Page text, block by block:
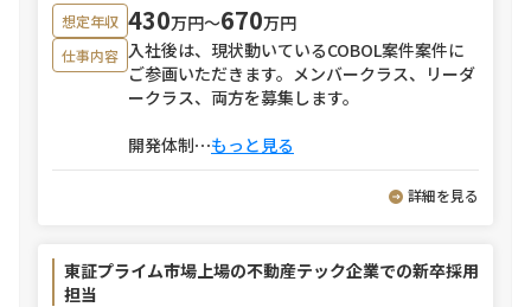
想定年収 430万円〜670万円
仕事内容 入社後は、現状動いているCOBOL案件案件に
ご参画いただきます。メンバークラス、リーダ
ークラス、両方を募集します。
開発体制⋯もっと見る
詳細を見る
東証プライム市場上場の不動産テック企業での新卒採用
担当